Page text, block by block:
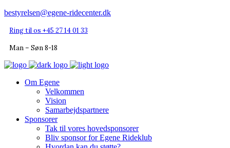
bestyrelsen@egene-ridecenter.dk
Ring til os +45 27 14 01 33
Man – Søn 8-18
Om Egene
Velkommen
Vision
Samarbejdspartnere
Sponsorer
Tak til vores hovedsponsorer
Bliv sponsor for Egene Rideklub